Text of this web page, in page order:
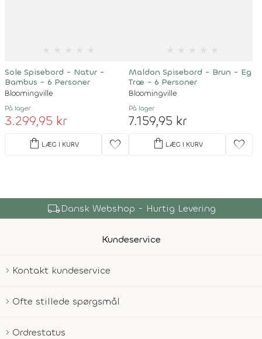
Sole Spisebord - Natur -
Bambus - 6 Personer
Bloomingville
På lager
3.299,95 kr
shopping_bag LÆG I KURV favorite
Maldon Spisebord - Brun - Eg
Træ - 6 Personer
Bloomingville
På lager
7.159,95 kr
shopping_bag LÆG I KURV favorite
local_shippingDansk Webshop - Hurtig Levering
Kundeservice
Kontakt kundeservice
Ofte stillede spørgsmål
Ordrestatus